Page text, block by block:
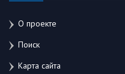
О проекте
Поиск
Карта сайта